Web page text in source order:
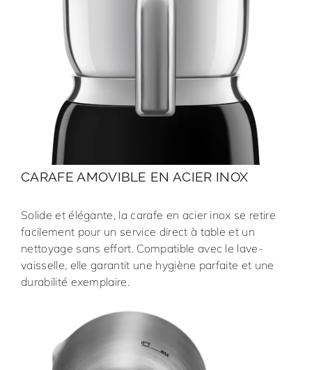
CARAFE AMOVIBLE EN ACIER INOX
Solide et élégante, la carafe en acier inox se retire
facilement pour un service direct à table et un
nettoyage sans effort. Compatible avec le lave-
vaisselle, elle garantit une hygiène parfaite et une
durabilité exemplaire.